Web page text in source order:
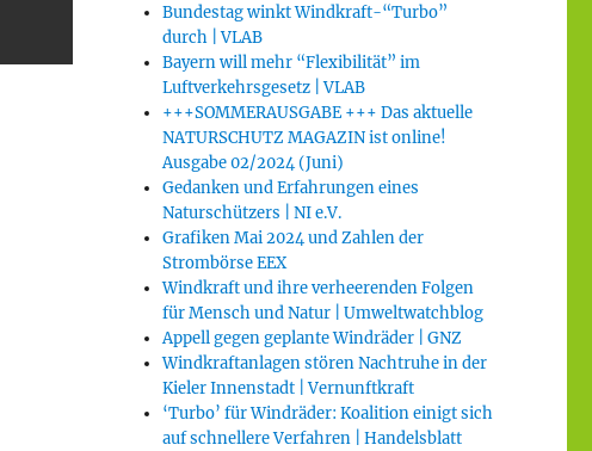
Bundestag winkt Windkraft-“Turbo”
durch | VLAB
Bayern will mehr “Flexibilität” im
Luftverkehrsgesetz | VLAB
+++SOMMERAUSGABE +++ Das aktuelle
NATURSCHUTZ MAGAZIN ist online!
Ausgabe 02/2024 (Juni)
Gedanken und Erfahrungen eines
Naturschützers | NI e.V.
Grafiken Mai 2024 und Zahlen der
Strombörse EEX
Windkraft und ihre verheerenden Folgen
für Mensch und Natur | Umweltwatchblog
Appell gegen geplante Windräder | GNZ
Windkraftanlagen stören Nachtruhe in der
Kieler Innenstadt | Vernunftkraft
‘Turbo’ für Windräder: Koalition einigt sich
auf schnellere Verfahren | Handelsblatt